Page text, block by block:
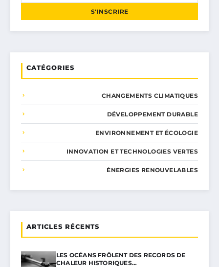
S'INSCRIRE
CATÉGORIES
CHANGEMENTS CLIMATIQUES
DÉVELOPPEMENT DURABLE
ENVIRONNEMENT ET ÉCOLOGIE
INNOVATION ET TECHNOLOGIES VERTES
ÉNERGIES RENOUVELABLES
ARTICLES RÉCENTS
LES OCÉANS FRÔLENT DES RECORDS DE
CHALEUR HISTORIQUES…